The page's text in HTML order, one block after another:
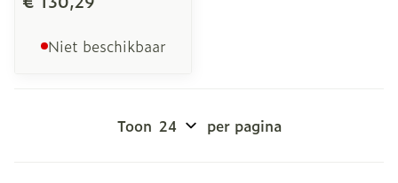
Niet beschikbaar
Toon per pagina